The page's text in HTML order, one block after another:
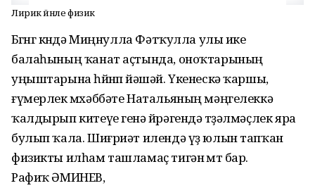
Лирик йәнле физик
Бөгөнгө көндә Миңнулла Фәтҡулла улы ике
балаһының ҡанат аҫтында, оноҡтарының
уңыштарына һөйөнөп йәшәй. Үкенескә ҡаршы,
ғүмерлек мөхәббәте Натальяның мәңгелеккә
ҡалдырып китеүе генә йөрәгендә төҙәлмәҫлек яра
булып ҡала. Шиғриәт илендә үҙ юлын тапҡан
физикты илһам ташламаҫ тигән өмөт бар.
Рафиҡ ӘМИНЕВ,